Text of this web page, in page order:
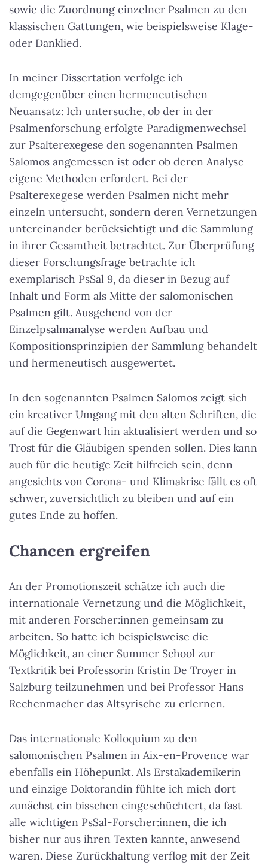
sowie die Zuordnung einzelner Psalmen zu den
klassischen Gattungen, wie beispielsweise Klage-
oder Danklied.
In meiner Dissertation verfolge ich
demgegenüber einen hermeneutischen
Neuansatz: Ich untersuche, ob der in der
Psalmenforschung erfolgte Paradigmenwechsel
zur Psalterexegese den sogenannten Psalmen
Salomos angemessen ist oder ob deren Analyse
eigene Methoden erfordert. Bei der
Psalterexegese werden Psalmen nicht mehr
einzeln untersucht, sondern deren Vernetzungen
untereinander berücksichtigt und die Sammlung
in ihrer Gesamtheit betrachtet. Zur Überprüfung
dieser Forschungsfrage betrachte ich
exemplarisch PsSal 9, da dieser in Bezug auf
Inhalt und Form als Mitte der salomonischen
Psalmen gilt. Ausgehend von der
Einzelpsalmanalyse werden Aufbau und
Kompositionsprinzipien der Sammlung behandelt
und hermeneutisch ausgewertet.
In den sogenannten Psalmen Salomos zeigt sich
ein kreativer Umgang mit den alten Schriften, die
auf die Gegenwart hin aktualisiert werden und so
Trost für die Gläubigen spenden sollen. Dies kann
auch für die heutige Zeit hilfreich sein, denn
angesichts von Corona- und Klimakrise fällt es oft
schwer, zuversichtlich zu bleiben und auf ein
gutes Ende zu hoffen.
Chancen ergreifen
An der Promotionszeit schätze ich auch die
internationale Vernetzung und die Möglichkeit,
mit anderen Forscher:innen gemeinsam zu
arbeiten. So hatte ich beispielsweise die
Möglichkeit, an einer Summer School zur
Textkritik bei Professorin Kristin De Troyer in
Salzburg teilzunehmen und bei Professor Hans
Rechenmacher das Altsyrische zu erlernen.
Das internationale Kolloquium zu den
salomonischen Psalmen in Aix-en-Provence war
ebenfalls ein Höhepunkt. Als Erstakademikerin
und einzige Doktorandin fühlte ich mich dort
zunächst ein bisschen eingeschüchtert, da fast
alle wichtigen PsSal-Forscher:innen, die ich
bisher nur aus ihren Texten kannte, anwesend
waren. Diese Zurückhaltung verflog mit der Zeit